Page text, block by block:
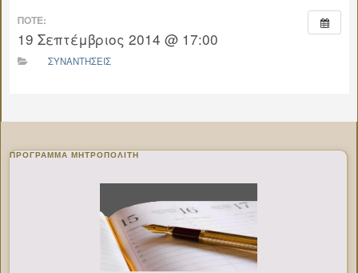
ΠΌΤΕ:
19 Σεπτέμβριος 2014 @ 17:00
ΣΥΝΑΝΤΗΣΕΙΣ
ΠΡΌΓΡΑΜΜΑ ΜΗΤΡΟΠΟΛΊΤΗ